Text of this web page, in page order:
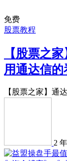
免费
股票教程
【股票之
用通达信的
【股票之家】通
2